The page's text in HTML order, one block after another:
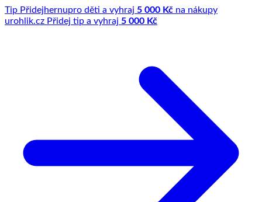
Tip Přidejhernupro děti a vyhraj 5 000 Kč na nákupy
urohlik.cz Přidej tip a vyhraj 5 000 Kč